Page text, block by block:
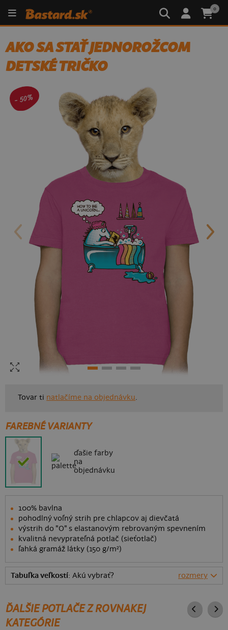
0
AKO SA STAŤ JEDNOROŽCOM
DETSKÉ TRIČKO
- 50%
Tovar ti natlačíme na objednávku.
FAREBNÉ VARIANTY
ďašie farby
na
objednávku
100% bavlna
pohodlný voľný strih pre chlapcov aj dievčatá
výstrih do "O" s elastanovým rebrovaným spevnením
kvalitná nevyprateľná potlač (sieťotlač)
ľahká gramáž látky (150 g/m²)
Tabuľka veľkostí: Akú vybrať? rozmery
ĎALŠIE POTLAČE Z ROVNAKEJ
KATEGÓRIE